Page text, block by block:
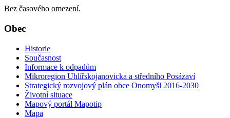
Bez časového omezení.
Obec
Historie
Současnost
Informace k odpadům
Mikroregion Uhlířskojanovicka a středního Posázaví
Strategický rozvojový plán obce Onomyšl 2016-2030
Životní situace
Mapový portál Mapotip
Mapa